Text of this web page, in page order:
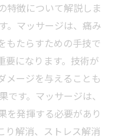
特徴について解説しま
。マッサージは、痛み
もたらすための手技で
要になります。技術が
メージを与えることも
です。マッサージは、
を発揮する必要があり
り解消、ストレス解消